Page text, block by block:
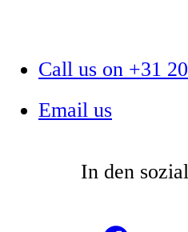
Call us on +31
Email us
In den